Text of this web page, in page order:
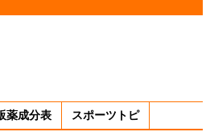
薬成分表 スポーツトピ